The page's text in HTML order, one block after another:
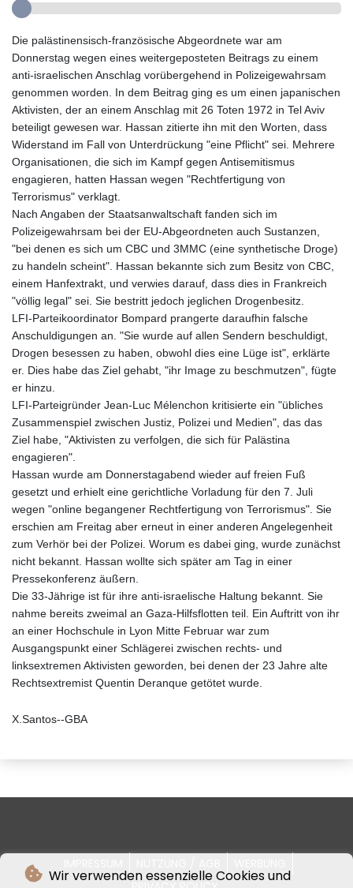
Wir verwenden essenzielle Cookies und
Die palästinensisch-französische Abgeordnete war am
Donnerstag wegen eines weitergeposteten Beitrags zu einem
anti-israelischen Anschlag vorübergehend in Polizeigewahrsam
genommen worden. In dem Beitrag ging es um einen japanischen
Aktivisten, der an einem Anschlag mit 26 Toten 1972 in Tel Aviv
beteiligt gewesen war. Hassan zitierte ihn mit den Worten, dass
Widerstand im Fall von Unterdrückung "eine Pflicht" sei. Mehrere
Organisationen, die sich im Kampf gegen Antisemitismus
engagieren, hatten Hassan wegen "Rechtfertigung von
Terrorismus" verklagt.
Nach Angaben der Staatsanwaltschaft fanden sich im
Polizeigewahrsam bei der EU-Abgeordneten auch Sustanzen,
"bei denen es sich um CBC und 3MMC (eine synthetische Droge)
zu handeln scheint". Hassan bekannte sich zum Besitz von CBC,
einem Hanfextrakt, und verwies darauf, dass dies in Frankreich
"völlig legal" sei. Sie bestritt jedoch jeglichen Drogenbesitz.
LFI-Parteikoordinator Bompard prangerte daraufhin falsche
Anschuldigungen an. "Sie wurde auf allen Sendern beschuldigt,
Drogen besessen zu haben, obwohl dies eine Lüge ist", erklärte
er. Dies habe das Ziel gehabt, "ihr Image zu beschmutzen", fügte
er hinzu.
LFI-Parteigründer Jean-Luc Mélenchon kritisierte ein "übliches
Zusammenspiel zwischen Justiz, Polizei und Medien", das das
Ziel habe, "Aktivisten zu verfolgen, die sich für Palästina
engagieren".
Hassan wurde am Donnerstagabend wieder auf freien Fuß
gesetzt und erhielt eine gerichtliche Vorladung für den 7. Juli
wegen "online begangener Rechtfertigung von Terrorismus". Sie
erschien am Freitag aber erneut in einer anderen Angelegenheit
zum Verhör bei der Polizei. Worum es dabei ging, wurde zunächst
nicht bekannt. Hassan wollte sich später am Tag in einer
Pressekonferenz äußern.
Die 33-Jährige ist für ihre anti-israelische Haltung bekannt. Sie
nahme bereits zweimal an Gaza-Hilfsflotten teil. Ein Auftritt von ihr
an einer Hochschule in Lyon Mitte Februar war zum
Ausgangspunkt einer Schlägerei zwischen rechts- und
linksextremen Aktivisten geworden, bei denen der 23 Jahre alte
Rechtsextremist Quentin Deranque getötet wurde.
X.Santos--GBA